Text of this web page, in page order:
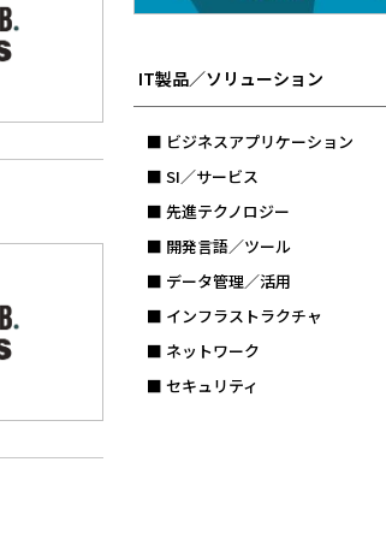
IT製品／ソリューション
■ ビジネスアプリケーション
■ SI／サービス
■ 先進テクノロジー
■ 開発言語／ツール
■ データ管理／活用
■ インフラストラクチャ
■ ネットワーク
■ セキュリティ